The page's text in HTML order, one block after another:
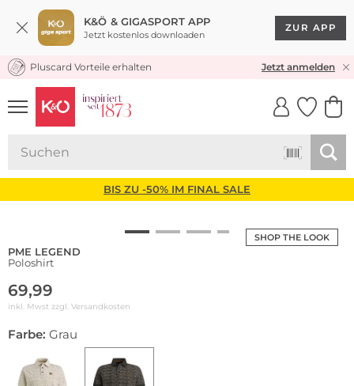
K&Ö & GIGASPORT APP
Jetzt kostenlos downloaden
ZUR APP
KOSTENLOSER VERSAND* & RÜCKVERSAND
Pluscard Vorteile erhalten Jetzt anmelden
UNSERE APP
CLICK &
BIS ZU -50% IM FINAL SALE
SHOP THE LOOK
PME LEGEND
Poloshirt
69,99
inkl. Mwst zzgl. Versandkosten
Farbe: Grau